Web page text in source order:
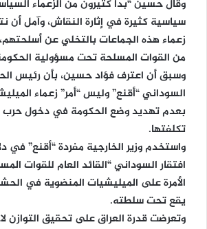
وقال حسين “بدأ كثيرون من الزعماء
سياسية كثيرة في إثارة النقاش، وآمل أن
زعماء هذه الجماعات بالتخلي عن
من القوات المسلحة تحت مسؤولية
وسبق أن اعترف فؤاد حسين، بأن رئيس
السوداني “أقنع” وليس “أمر” زعماء
بعدم تهديد وضع الحكومة في دخول حرب
تكلفتها.
واستخدم وزير الخارجية مفردة “أقنع” في
افتقار السوداني “القائد العام للقوات
الأمرة على الميليشيات المنضوية في
يقع تحت سلطته.
وتعرضت قدرة العراق على تحقيق التوازن